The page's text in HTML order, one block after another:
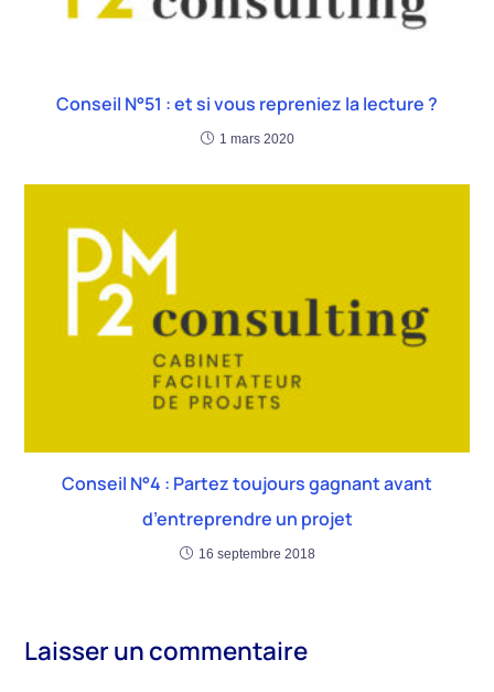
Conseil N°51 : et si vous repreniez la lecture ?
1 mars 2020
Conseil N°4 : Partez toujours gagnant avant
d’entreprendre un projet
16 septembre 2018
Laisser un commentaire